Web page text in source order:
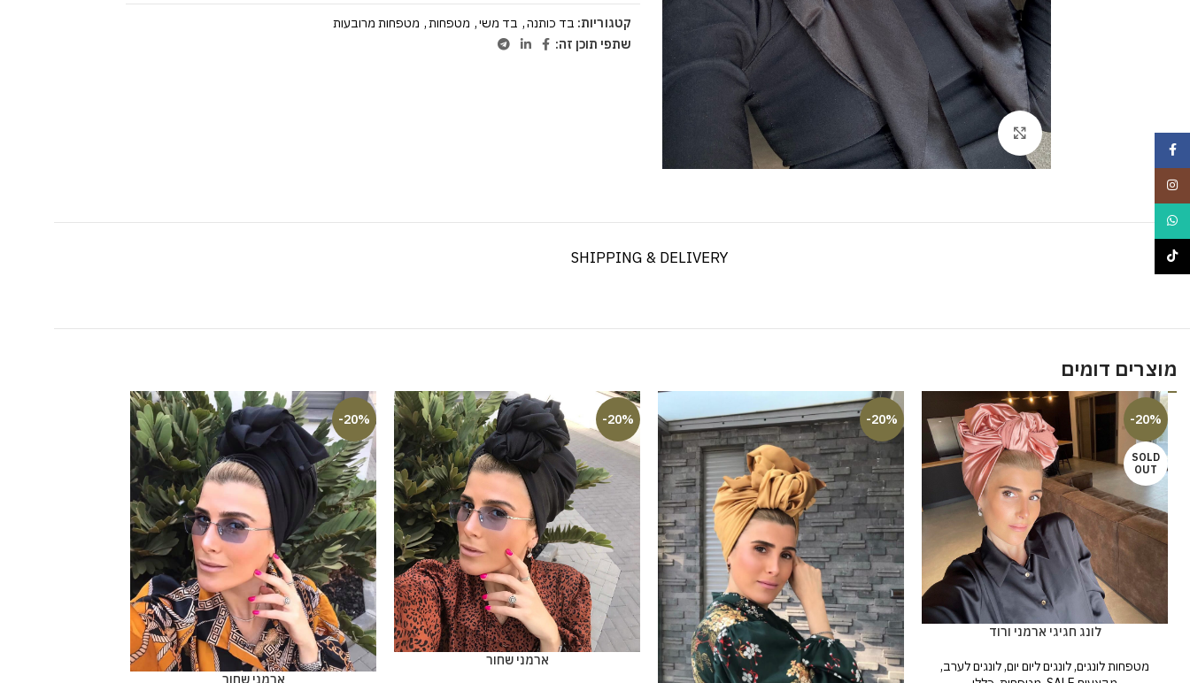
Click to enlarge
קטגוריות: בד כותנה, בד משי, מטפחות, מטפחות מרובעות
שתפי תוכן זה:
SHIPPING & DELIVERY
מוצרים דומים
-20%
SOLD
OUT
לונג חגיגי ארמני ורוד
מטפחות לונגים,לונגים ליום יום,לונגים לערב,
-20%
-20%
ארמני שחור
-20%
ארמני שחור
WhatsApp